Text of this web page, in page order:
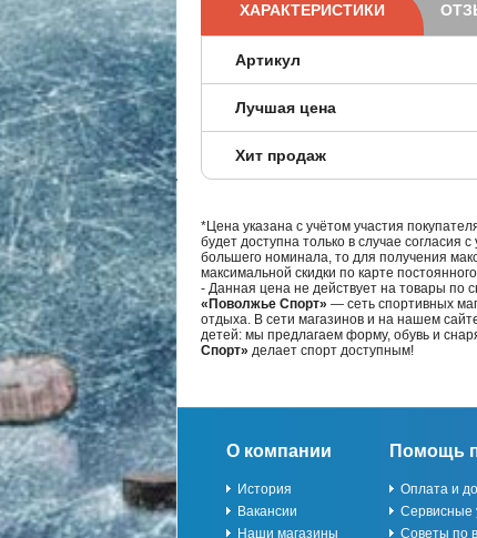
ХАРАКТЕРИСТИКИ
Артикул
Лучшая цена
Хит продаж
*Цена указана с учётом участия
будет доступна только в случае согласия
большего номинала, то для получения
максимальной скидки по карте
- Данная цена не действует на товары по
«Поволжье Спорт» — сеть спортивных
отдыха. В сети магазинов и на нашем
детей: мы предлагаем форму, обувь и
Спорт» делает спорт доступным!
О компании
История
Вакансии
Наши магазины
Помощь
Оплата и
Сервисные
Советы по